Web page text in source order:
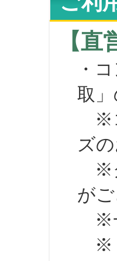
【
・コ
取
※コ
ズ
※ク
がご
※一
※「